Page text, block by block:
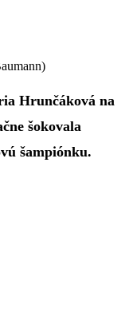
Hrunčáková na
šokovala
šampiónku.